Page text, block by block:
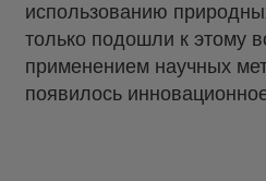
использованию
только подошли к этому
применением научных
появилось